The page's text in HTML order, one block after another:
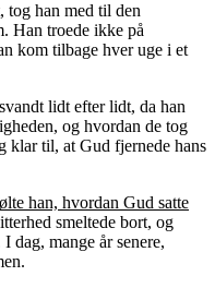
tog han med til den
Han troede ikke på
kom tilbage hver uge i et
lidt efter lidt, da han
og hvordan de tog
klar til, at Gud fjernede hans
han, hvordan Gud satte
smeltede bort, og
dag, mange år senere,